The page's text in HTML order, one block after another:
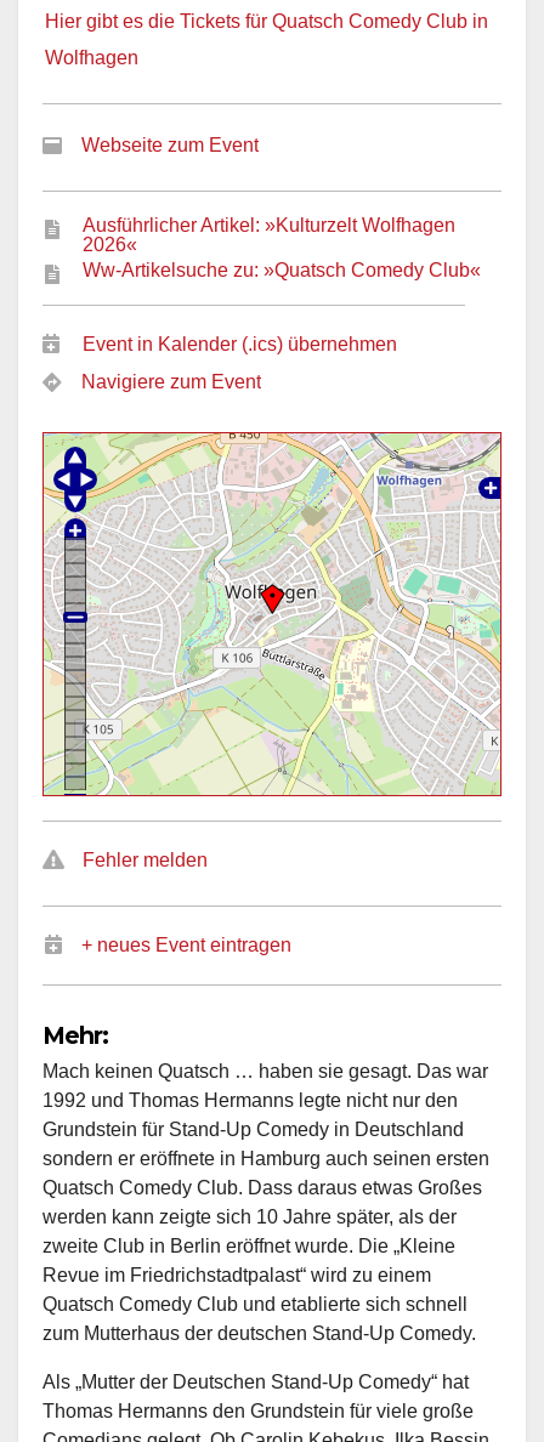
Hier gibt es die Tickets für Quatsch Comedy Club in
Wolfhagen
Webseite zum Event
Ausführlicher Artikel: »Kulturzelt Wolfhagen
2026«
Ww-Artikelsuche zu: »Quatsch Comedy Club«
Event in Kalender (.ics) übernehmen
Navigiere zum Event
Fehler melden
+ neues Event eintragen
Mehr:
Mach keinen Quatsch … haben sie gesagt. Das war
1992 und Thomas Hermanns legte nicht nur den
Grundstein für Stand-Up Comedy in Deutschland
sondern er eröffnete in Hamburg auch seinen ersten
Quatsch Comedy Club. Dass daraus etwas Großes
werden kann zeigte sich 10 Jahre später, als der
zweite Club in Berlin eröffnet wurde. Die „Kleine
Revue im Friedrichstadtpalast“ wird zu einem
Quatsch Comedy Club und etablierte sich schnell
zum Mutterhaus der deutschen Stand-Up Comedy.
Als „Mutter der Deutschen Stand-Up Comedy“ hat
Thomas Hermanns den Grundstein für viele große